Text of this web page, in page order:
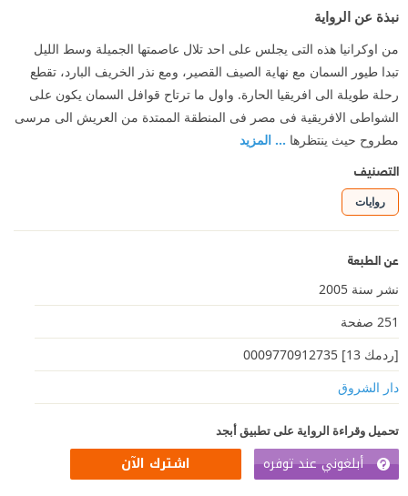
نبذة عن الرواية
من اوكرانيا هذه التى يجلس على احد تلال عاصمتها الجميلة وسط الليل
تبدا طيور السمان مع نهاية الصيف القصير، ومع نذر الخريف البارد، تقطع
رحلة طويلة الى افريقيا الحارة. واول ما ترتاح قوافل السمان يكون على
الشواطى الافريقية فى مصر فى المنطقة الممتدة من العريش الى مرسى
مطروح حيث ينتظرها ... المزيد
التصنيف
روايات
عن الطبعة
نشر سنة 2005
251 صفحة
[ردمك 13] 0009770912735
دار الشروق
تحميل وقراءة الرواية على تطبيق أبجد
أبلغوني عند توفره اشترك الآن